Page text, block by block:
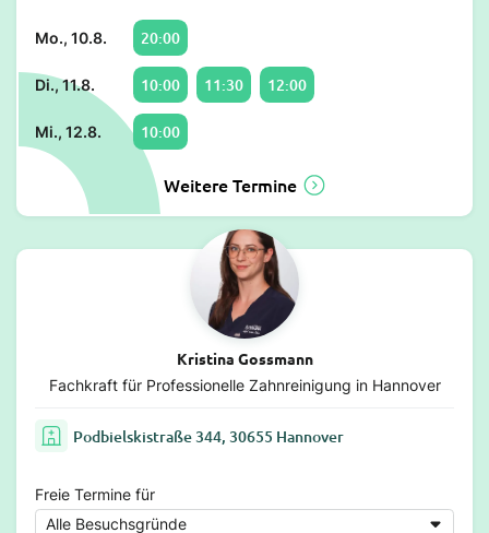
Mo., 10.8. 20:00
Di., 11.8. 10:00 11:30 12:00
Mi., 12.8. 10:00
Weitere Termine
Kristina Gossmann
Fachkraft für Professionelle Zahnreinigung in Hannover
Podbielskistraße 344, 30655 Hannover
Freie Termine für